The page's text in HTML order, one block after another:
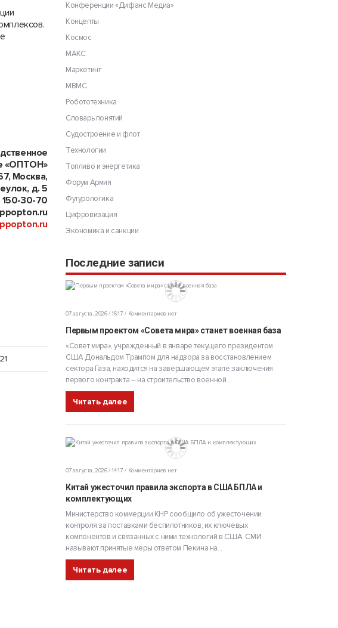
«ОПТОН»
Москва,
д. 5
150-30-70
Конференции «Дифанс Медиа»
Концепты
Космос
МАКС
Маркетинг
МВМС
Робототехника
Словарь понятий
Судостроение и флот
Технологии
Топливо и энергетика
Форум Армия
Футурологика
Цифровизация
Экономика и санкции
Последние записи
07 августа, 2026 / 16:17 Комментариев нет
Первым проектом «Совета мира» станет военная база
«Совет мира», учрежденный в январе текущего президентом
США Дональдом Трампом для надзора за восстановлением
сектора Газа, находится на завершающем этапе заключения
первого контракта – на строительство военной...
Читать далее
07 августа, 2026 / 14:17 Комментариев нет
Китай ужесточил правила экспорта в США БПЛА и
комплектующих
Министерство коммерции КНР сообщило об ужесточении
контроля за поставками беспилотников, их ключевых
компонентов и связанных с ними технологий в США. СМИ
называют принятые меры ответом Пекина на...
Читать далее